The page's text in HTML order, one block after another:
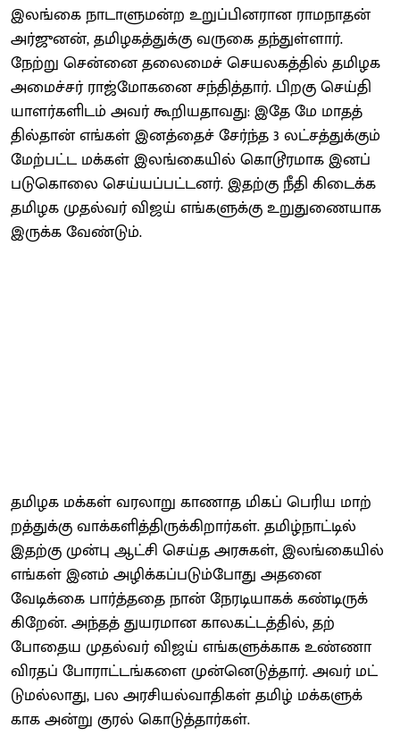
இலங்கை நாடாளு​மன்ற உறுப்​பின​ரான ராம​நாதன்
அர்​ஜுனன், தமிழகத்​துக்கு வருகை தந்​துள்​ளார்.
நேற்று சென்னை தலை​மைச் செயல​கத்​தில் தமிழக
அமைச்​சர் ராஜ்மோகனை சந்​தித்​தார். பிறகு செய்​தி​
யாளர்​களிடம் அவர் கூறிய​தாவது: இதே மே மாதத்​
தில்​தான் எங்​கள் இனத்​தைச் சேர்ந்த 3 லட்​சத்​துக்​கும்
மேற்​பட்ட மக்​கள் இலங்​கை​யில் கொடூர​மாக இனப்​
படு​கொலை செய்​யப்​பட்​டனர். இதற்கு நீதி கிடைக்க
தமிழக முதல்​வர் விஜய் எங்​களுக்கு உறு​துணை​யாக
இருக்க வேண்​டும்.
தமிழக மக்​கள் வரலாறு காணாத மிகப் பெரிய மாற்​
றத்​துக்கு வாக்​களித்​திருக்​கிறார்​கள். தமிழ்​நாட்​டில்
இதற்கு முன்பு ஆட்சி செய்த அரசுகள், இலங்​கை​யில்
எங்​கள் இனம் அழிக்​கப்​படும்​போது அதனை
வேடிக்கை பார்த்​ததை நான் நேரடி​யாகக் கண்​டிருக்​
கிறேன். அந்​தத் துயர​மான கால​கட்​டத்​தில், தற்​
போதைய முதல்​வர் விஜய் எங்​களுக்​காக உண்​ணா​
விரதப் போராட்​டங்​களை முன்​னெடுத்​தார். அவர் மட்​
டுமல்​லாது, பல அரசி​யல்​வா​தி​கள் தமிழ் மக்​களுக்​
காக அன்று குரல் கொடுத்​தார்​கள்.